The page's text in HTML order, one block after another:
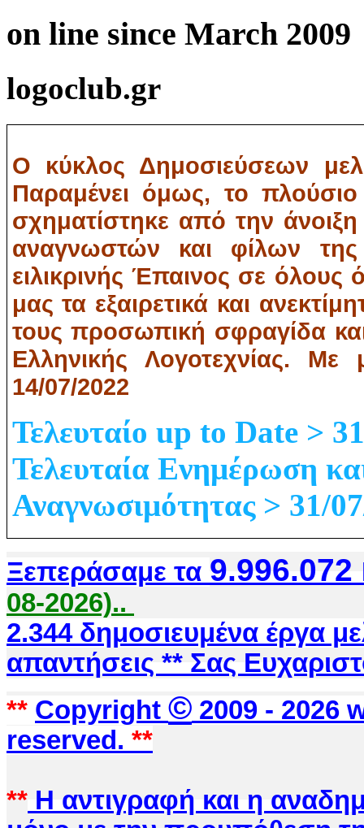
on line since March 2009
logoclub.gr
Ο κύκλος Δημοσιεύσεων
Παραμένει όμως, το
σχηματίστηκε από την
αναγνωστών και φίλων της
ειλικρινής Έπαινος σε όλους
μας τα εξαιρετικά και
τους προσωπική σφραγίδα και
Ελληνικής Λογοτεχνίας.
14/07/2022
Τελευταίο up to Date >
Τελευταία Ενημέρωση
Αναγνωσιμότητας > 31/
Ξεπεράσαμε τα 9.996.072
08-2026)..
2.344 δημοσιευμένα έργα
απαντήσεις ** Σας
** Copyright © 2009 - 2026
reserved. **
** Η αντιγραφή και η